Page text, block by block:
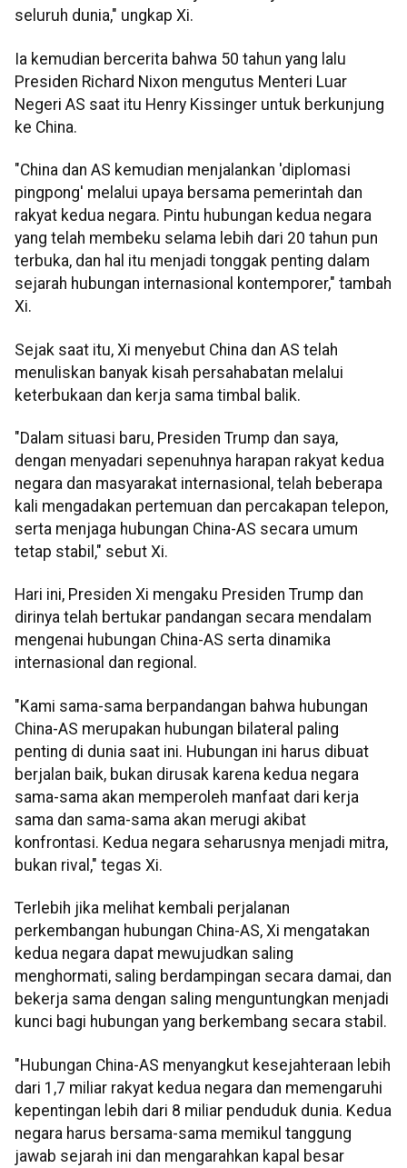
seluruh dunia," ungkap Xi.
Ia kemudian bercerita bahwa 50 tahun yang lalu
Presiden Richard Nixon mengutus Menteri Luar
Negeri AS saat itu Henry Kissinger untuk berkunjung
ke China.
"China dan AS kemudian menjalankan 'diplomasi
pingpong' melalui upaya bersama pemerintah dan
rakyat kedua negara. Pintu hubungan kedua negara
yang telah membeku selama lebih dari 20 tahun pun
terbuka, dan hal itu menjadi tonggak penting dalam
sejarah hubungan internasional kontemporer," tambah
Xi.
Sejak saat itu, Xi menyebut China dan AS telah
menuliskan banyak kisah persahabatan melalui
keterbukaan dan kerja sama timbal balik.
"Dalam situasi baru, Presiden Trump dan saya,
dengan menyadari sepenuhnya harapan rakyat kedua
negara dan masyarakat internasional, telah beberapa
kali mengadakan pertemuan dan percakapan telepon,
serta menjaga hubungan China-AS secara umum
tetap stabil," sebut Xi.
Hari ini, Presiden Xi mengaku Presiden Trump dan
dirinya telah bertukar pandangan secara mendalam
mengenai hubungan China-AS serta dinamika
internasional dan regional.
"Kami sama-sama berpandangan bahwa hubungan
China-AS merupakan hubungan bilateral paling
penting di dunia saat ini. Hubungan ini harus dibuat
berjalan baik, bukan dirusak karena kedua negara
sama-sama akan memperoleh manfaat dari kerja
sama dan sama-sama akan merugi akibat
konfrontasi. Kedua negara seharusnya menjadi mitra,
bukan rival," tegas Xi.
Terlebih jika melihat kembali perjalanan
perkembangan hubungan China-AS, Xi mengatakan
kedua negara dapat mewujudkan saling
menghormati, saling berdampingan secara damai, dan
bekerja sama dengan saling menguntungkan menjadi
kunci bagi hubungan yang berkembang secara stabil.
"Hubungan China-AS menyangkut kesejahteraan lebih
dari 1,7 miliar rakyat kedua negara dan memengaruhi
kepentingan lebih dari 8 miliar penduduk dunia. Kedua
negara harus bersama-sama memikul tanggung
jawab sejarah ini dan mengarahkan kapal besar